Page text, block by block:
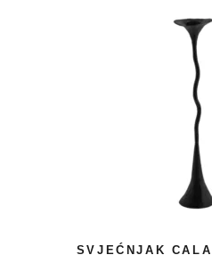
SVJEĆNJAK